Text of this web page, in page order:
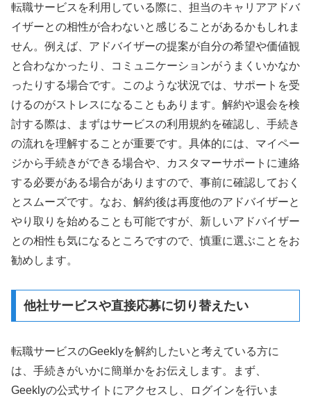
転職サービスを利用している際に、担当のキャリアアドバ
イザーとの相性が合わないと感じることがあるかもしれま
せん。例えば、アドバイザーの提案が自分の希望や価値観
と合わなかったり、コミュニケーションがうまくいかなか
ったりする場合です。このような状況では、サポートを受
けるのがストレスになることもあります。解約や退会を検
討する際は、まずはサービスの利用規約を確認し、手続き
の流れを理解することが重要です。具体的には、マイペー
ジから手続きができる場合や、カスタマーサポートに連絡
する必要がある場合がありますので、事前に確認しておく
とスムーズです。なお、解約後は再度他のアドバイザーと
やり取りを始めることも可能ですが、新しいアドバイザー
との相性も気になるところですので、慎重に選ぶことをお
勧めします。
他社サービスや直接応募に切り替えたい
転職サービスのGeeklyを解約したいと考えている方に
は、手続きがいかに簡単かをお伝えします。まず、
Geeklyの公式サイトにアクセスし、ログインを行いま